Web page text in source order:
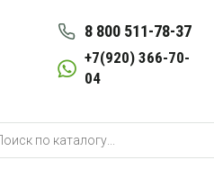
8 800 511-78-37
+7(920) 366-70-
04